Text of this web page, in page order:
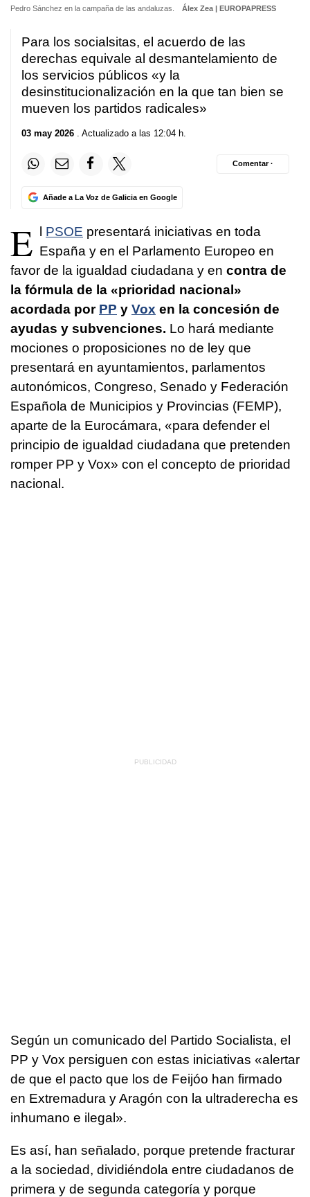
Pedro Sánchez en la campaña de las andaluzas. Álex Zea | EUROPAPRESS
Para los socialsitas, el acuerdo de las
derechas equivale al desmantelamiento de
los servicios públicos «y la
desinstitucionalización en la que tan bien se
mueven los partidos radicales»
03 may 2026 . Actualizado a las 12:04 h.
Añade a La Voz de Galicia en Google
Comentar ·
E l PSOE presentará iniciativas en toda
España y en el Parlamento Europeo en
favor de la igualdad ciudadana y en contra de
la fórmula de la «prioridad nacional»
acordada por PP y Vox en la concesión de
ayudas y subvenciones. Lo hará mediante
mociones o proposiciones no de ley que
presentará en ayuntamientos, parlamentos
autonómicos, Congreso, Senado y Federación
Española de Municipios y Provincias (FEMP),
aparte de la Eurocámara, «para defender el
principio de igualdad ciudadana que pretenden
romper PP y Vox» con el concepto de prioridad
nacional.
Según un comunicado del Partido Socialista, el
PP y Vox persiguen con estas iniciativas «alertar
de que el pacto que los de Feijóo han firmado
en Extremadura y Aragón con la ultraderecha es
inhumano e ilegal».
Es así, han señalado, porque pretende fracturar
a la sociedad, dividiéndola entre ciudadanos de
primera y de segunda categoría y porque